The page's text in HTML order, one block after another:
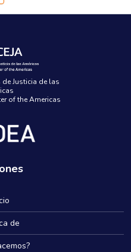
Justicia de las
of the Americas
de